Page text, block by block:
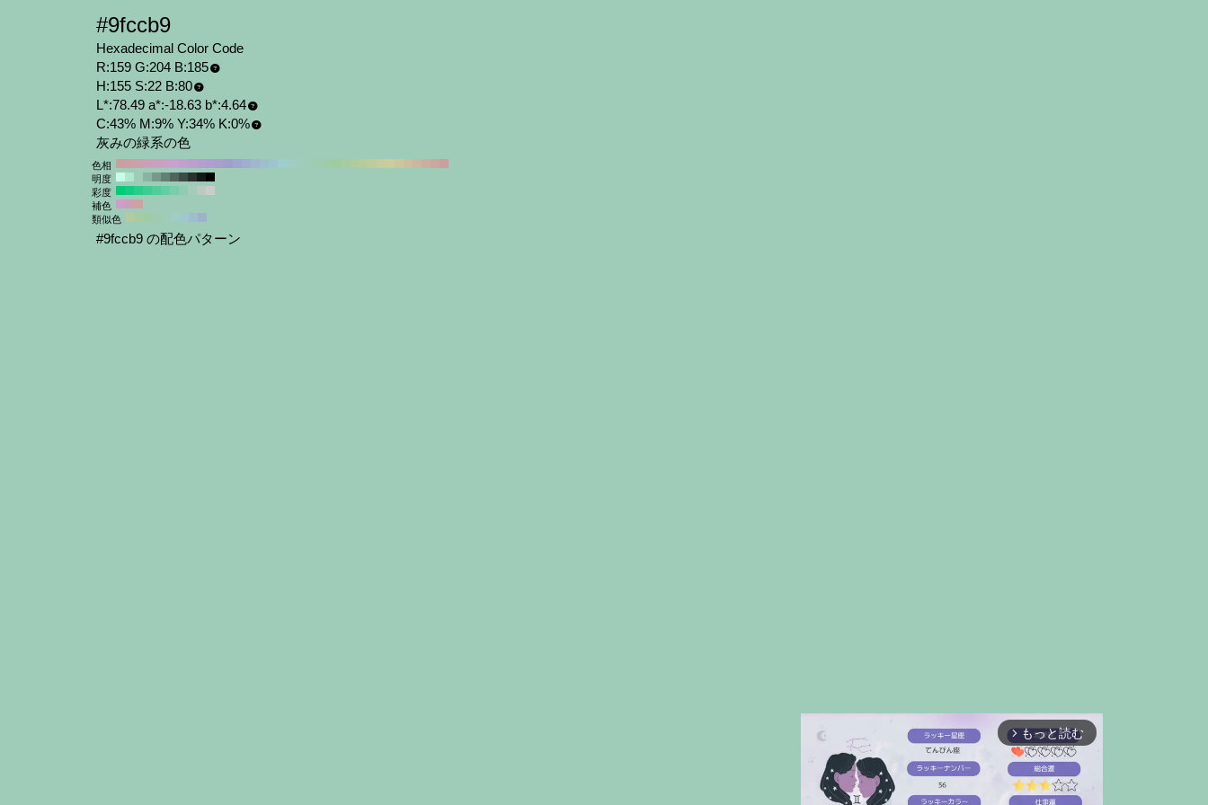
#9fccb9
Hexadecimal Color Code
R:159 G:204 B:185
H:155 S:22 B:80
L*:78.49 a*:-18.63 b*:4.64
C:43% M:9% Y:34% K:0%
灰みの緑系の色
色相
明度
彩度
補色
類似色
#9fccb9 の配色パターン
arrow_forward_ios もっと読む